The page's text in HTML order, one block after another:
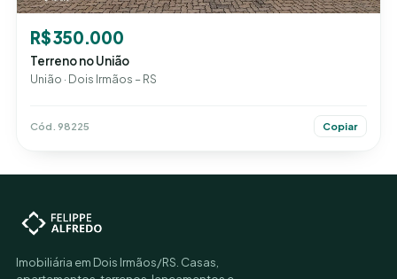
R$ 350.000
Terreno no União
União · Dois Irmãos – RS
Cód. 98225 Copiar
Imobiliária em Dois Irmãos/RS. Casas,